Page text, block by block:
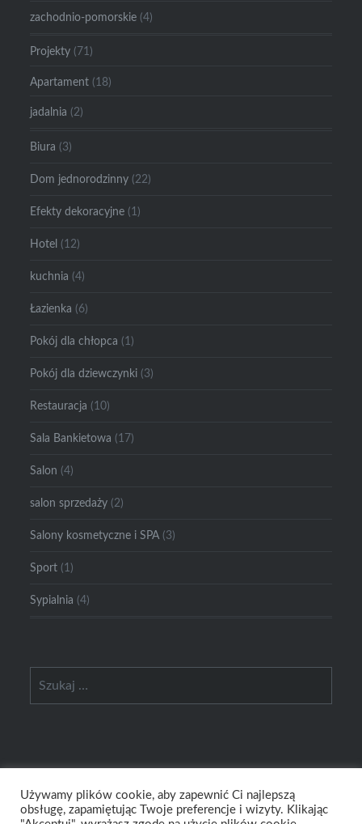
zachodnio-pomorskie (4)
Projekty (71)
Apartament (18)
jadalnia (2)
Biura (3)
Dom jednorodzinny (22)
Efekty dekoracyjne (1)
Hotel (12)
kuchnia (4)
Łazienka (6)
Pokój dla chłopca (1)
Pokój dla dziewczynki (3)
Restauracja (10)
Sala Bankietowa (17)
Salon (4)
salon sprzedaży (2)
Salony kosmetyczne i SPA (3)
Sport (1)
Sypialnia (4)
Używamy plików cookie, aby zapewnić Ci najlepszą
obsługę, zapamiętując Twoje preferencje i wizyty. Klikając